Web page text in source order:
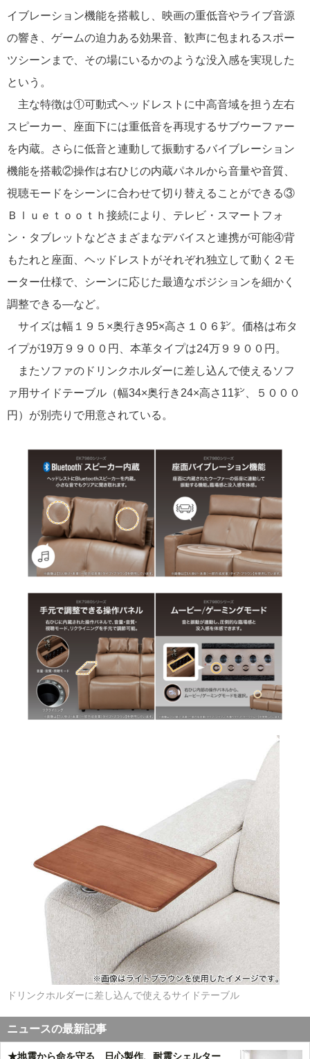
イブレーション機能を搭載し、映画の重低音やライブ音源
の響き、ゲームの迫力ある効果音、歓声に包まれるスポー
ツシーンまで、その場にいるかのような没入感を実現した
という。
主な特徴は①可動式ヘッドレストに中高音域を担う左右
スピーカー、座面下には重低音を再現するサブウーファー
を内蔵。さらに低音と連動して振動するバイブレーション
機能を搭載②操作は右ひじの内蔵パネルから音量や音質、
視聴モードをシーンに合わせて切り替えることができる③
Ｂｌｕｅｔｏｏｔｈ接続により、テレビ・スマートフォ
ン・タブレットなどさまざまなデバイスと連携が可能④背
もたれと座面、ヘッドレストがそれぞれ独立して動く２モ
ーター仕様で、シーンに応じた最適なポジションを細かく
調整できる―など。
サイズは幅１９５×奥行き95×高さ１０６㌢。価格は布タ
イプが19万９９００円、本革タイプは24万９９００円。
またソファのドリンクホルダーに差し込んで使えるソフ
ァ用サイドテーブル（幅34×奥行き24×高さ11㌢、５０００
円）が別売りで用意されている。
ドリンクホルダーに差し込んで使えるサイドテーブル
ニュースの最新記事
★地震から命を守る 日心製作、耐震シェルター